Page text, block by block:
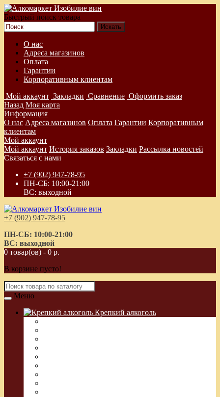
Быстрый поиск товара
О нас
Адреса магазинов
Оплата
Гарантии
Корпоративным клиентам
Мой аккаунт Закладки Сравнение Оформить заказ
Назад Моя карта
Информация
О нас Адреса магазинов Оплата Гарантии Корпоративным
клиентам
Мой аккаунт
Мой аккаунт История заказов Закладки Рассылка новостей
Связаться с нами
+7 (902) 947-78-95
ПН-СБ: 10:00-21:00
ВС: выходной
+7 (902) 947-78-95
ПН-СБ: 10:00-21:00
ВС: выходной
0 товар(ов) - 0 р.
В корзине пусто!
Меню
Крепкий алкоголь